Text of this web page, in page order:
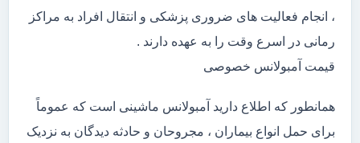
، انجام فعالیت های ضروری پزشکی و انتقال افراد به مراکز
رمانی در اسرع وقت را به عهده دارند .
قیمت آمبولانس خصوصی
همانطور که اطلاع دارید آمبولانس ماشینی است که عموماً
برای حمل انواع بیماران ، مجروحان و حادثه دیدگان به نزدیک